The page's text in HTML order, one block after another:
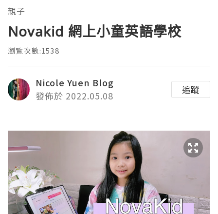
親子
Novakid 網上小童英語學校
瀏覽次數:1538
Nicole Yuen Blog
發佈於 2022.05.08
追蹤